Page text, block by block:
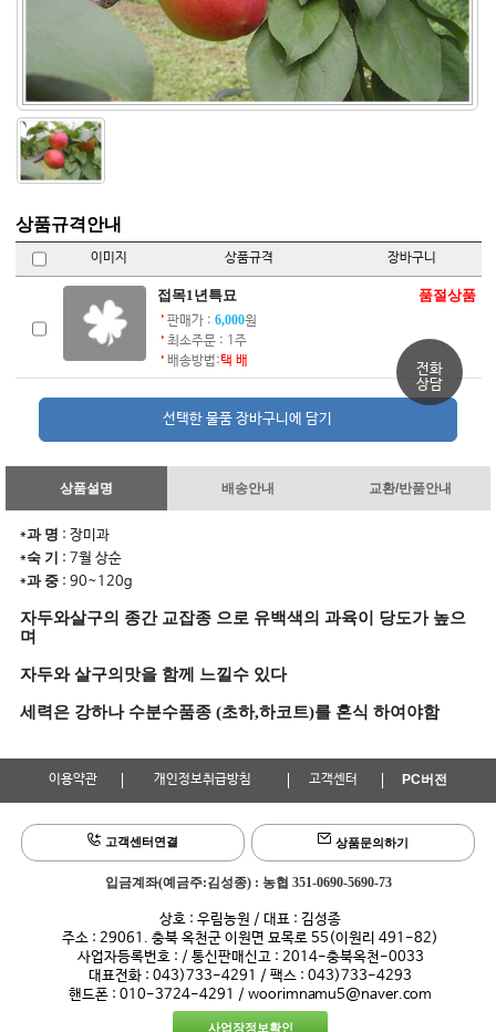
전화
상담
상품규격안내
이미지 상품규격 장바구니
접목1년특묘
판매가 : 6,000원
최소주문 : 1주
배송방법:택 배
품절상품
상품설명 배송안내 교환/반품안내
*과 명 : 장미과
*숙 기 : 7월 상순
*과 중: 90~120g
자두와살구의 종간 교잡종 으로 유백색의 과육이 당도가 높으
며
자두와 살구의맛을 함께 느낄수 있다
세력은 강하나 수분수품종 (초하,하코트)를 혼식 하여야함
이용약관 개인정보취급방침 고객센터 PC버전
고객센터연결 상품문의하기
입금계좌(예금주:김성종) : 농협 351-0690-5690-73
상호 : 우림농원 / 대표 : 김성종
주소 : 29061. 충북 옥천군 이원면 묘목로 55(이원리 491-82)
사업자등록번호 : / 통신판매신고 : 2014-충북옥천-0033
대표전화 : 043)733-4291 / 팩스 : 043)733-4293
핸드폰 : 010-3724-4291 / woorimnamu5@naver.com
사업장정보확인